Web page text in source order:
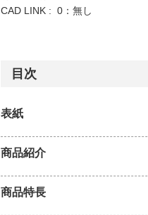
CAD LINK : 0：無し
目次
表紙
商品紹介
商品特長